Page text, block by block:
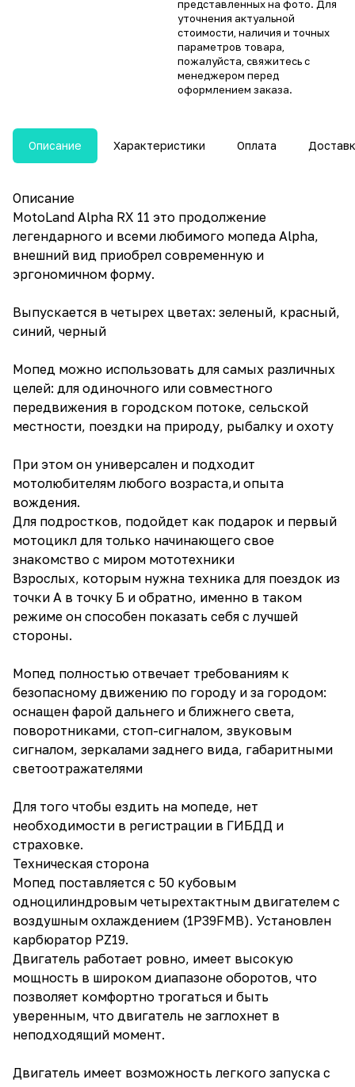
представленных на фото. Для
уточнения актуальной
стоимости, наличия и точных
параметров товара,
пожалуйста, свяжитесь с
менеджером перед
оформлением заказа.
Описание Характеристики Оплата
Описание
MotoLand Alpha RX 11 это продолжение
легендарного и всеми любимого мопеда Alpha,
внешний вид приобрел современную и
эргономичном форму.
Выпускается в четырех цветах: зеленый, красный,
синий, черный
Мопед можно использовать для самых различных
целей: для одиночного или совместного
передвижения в городском потоке, сельской
местности, поездки на природу, рыбалку и охоту
При этом он универсален и подходит
мотолюбителям любого возраста,и опыта
вождения.
Для подростков, подойдет как подарок и первый
мотоцикл для только начинающего свое
знакомство с миром мототехники
Взрослых, которым нужна техника для поездок из
точки А в точку Б и обратно, именно в таком
режиме он способен показать себя с лучшей
стороны.
Мопед полностью отвечает требованиям к
безопасному движению по городу и за городом:
оснащен фарой дальнего и ближнего света,
поворотниками, стоп-сигналом, звуковым
сигналом, зеркалами заднего вида, габаритными
светоотражателями
Для того чтобы ездить на мопеде, нет
необходимости в регистрации в ГИБДД и
страховке.
Техническая сторона
Мопед поставляется с 50 кубовым
одноцилиндровым четырехтактным двигателем с
воздушным охлаждением (1P39FMB). Установлен
карбюратор PZ19.
Двигатель работает ровно, имеет высокую
мощность в широком диапазоне оборотов, что
позволяет комфортно трогаться и быть
уверенным, что двигатель не заглохнет в
неподходящий момент.
Двигатель имеет возможность легкого запуска с